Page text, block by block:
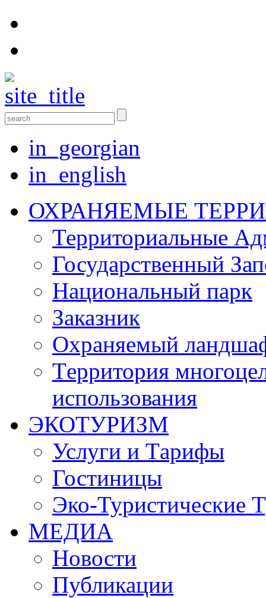
in_georgian
in_english
ОХРАНЯЕМЫЕ
Территориальные
Государственный
Национальный парк
Заказник
Oхраняемый
Tерритория
использования
ЭКОТУРИЗМ
Услуги и Tарифы
Гостиницы
Эко-Туристические
МЕДИА
Новости
Публикации